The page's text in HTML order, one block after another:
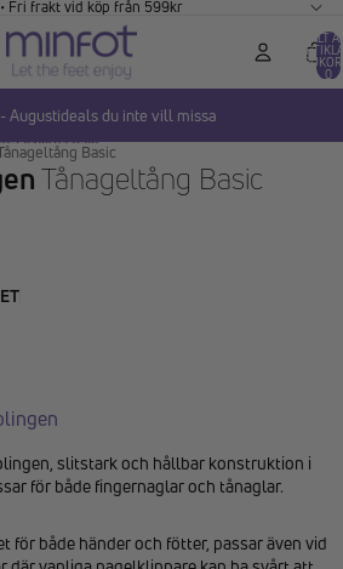
Fri frakt vid köp från 599kr
TOTALT
0
Augustideals du inte vill missa
Basic
Tånageltång Basic
slitstark och hållbar konstruktion i
för både fingernaglar och tånaglar.
för både händer och fötter, passar även vid